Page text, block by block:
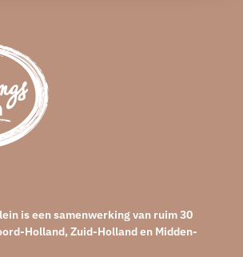
is een samenwerking van ruim 30
Holland, Zuid-Holland en Midden-